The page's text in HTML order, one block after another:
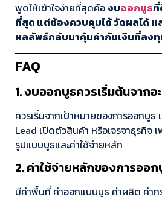
พูดให้เข้าใจง่ายที่สุดคืองบออกบูธที่
ที่สุด แต่ต้องควบคุมได้ วัดผลได้ แ
ผลลัพธ์กลับมาคุ้มค่ากับเงินที่ลง
FAQ
1. งบออกบูธควรเริ่มต้นจากอ
ควรเริ่มจากเป้าหมายของการออกบูธ
Lead เปิดตัวสินค้า หรือเจรจาธุรกิจ เ
รูปแบบบูธและค่าใช้จ่ายหลัก
2. ค่าใช้จ่ายหลักของการออก
มีค่าพื้นที่ ค่าออกแบบบูธ ค่าผลิต ค่า